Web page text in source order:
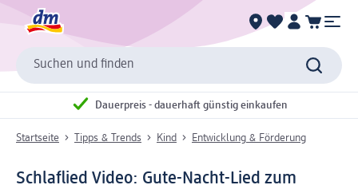
Suchen und finden
Dauerpreis - dauerhaft günstig einkaufen
Startseite Tipps & Trends Kind Entwicklung & Förderung
Schlaflied Video: Gute-Nacht-Lied zum